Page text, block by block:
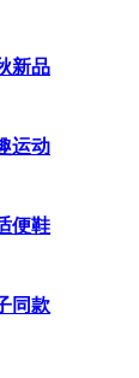
新品
运动
便鞋
同款